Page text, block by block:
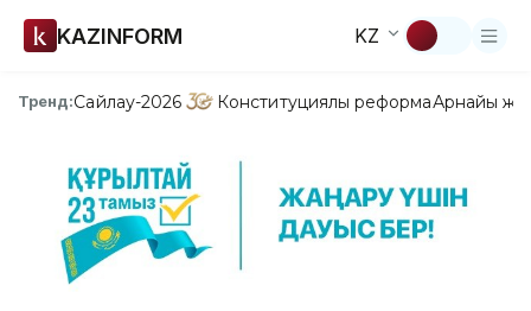
KAZINFORM KZ
Тренд:Сайлау-2026 Конституциялық реформаАрнайы